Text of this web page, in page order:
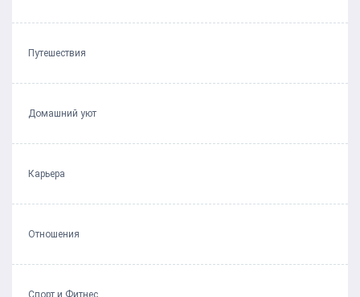
Путешествия
Домашний уют
Карьера
Отношения
Спорт и Фитнес